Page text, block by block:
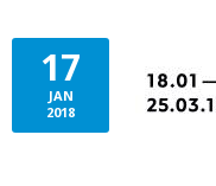
17
JAN
2018